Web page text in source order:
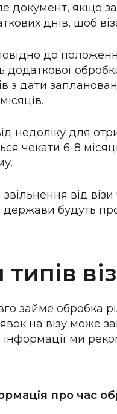
документ, якщо
днів, щоб
до
додаткової
з дати
недоліку для
чекати 6-8
від
будуть
займе обробка
на візу може
інформації ми
про час